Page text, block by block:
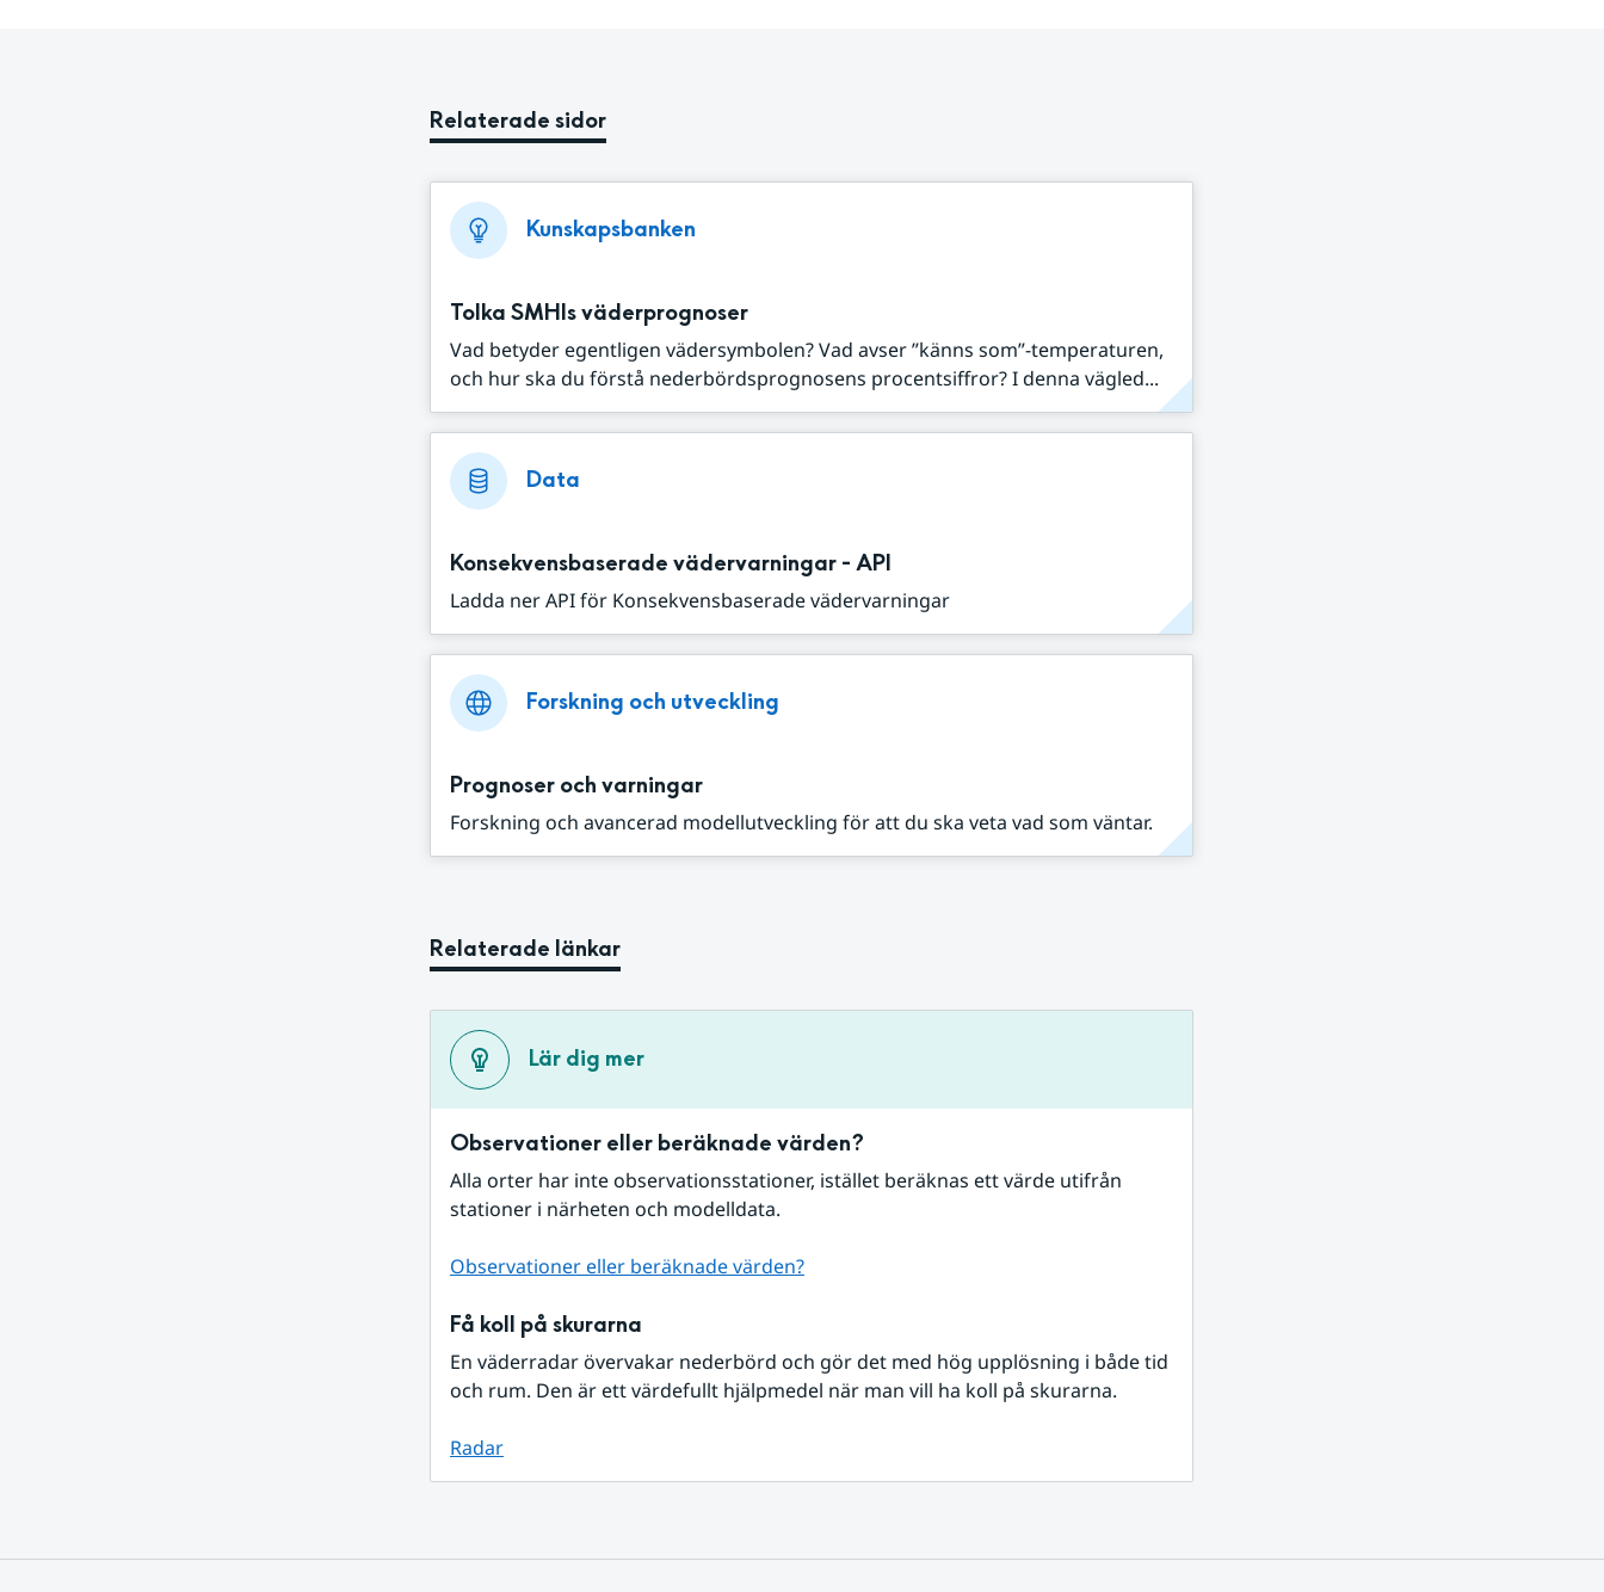
Relaterade sidor
Kunskapsbanken
Tolka SMHIs väderprognoser
Vad betyder egentligen vädersymbolen? Vad avser ”känns som”-temperaturen,
och hur ska du förstå nederbördsprognosens procentsiffror? I denna vägled...
Data
Konsekvensbaserade vädervarningar - API
Ladda ner API för Konsekvensbaserade vädervarningar
Forskning och utveckling
Prognoser och varningar
Forskning och avancerad modellutveckling för att du ska veta vad som väntar.
Relaterade länkar
Lär dig mer
Observationer eller beräknade värden?
Alla orter har inte observationsstationer, istället beräknas ett värde utifrån
stationer i närheten och modelldata.
Observationer eller beräknade värden?
Få koll på skurarna
En väderradar övervakar nederbörd och gör det med hög upplösning i både tid
och rum. Den är ett värdefullt hjälpmedel när man vill ha koll på skurarna.
Radar